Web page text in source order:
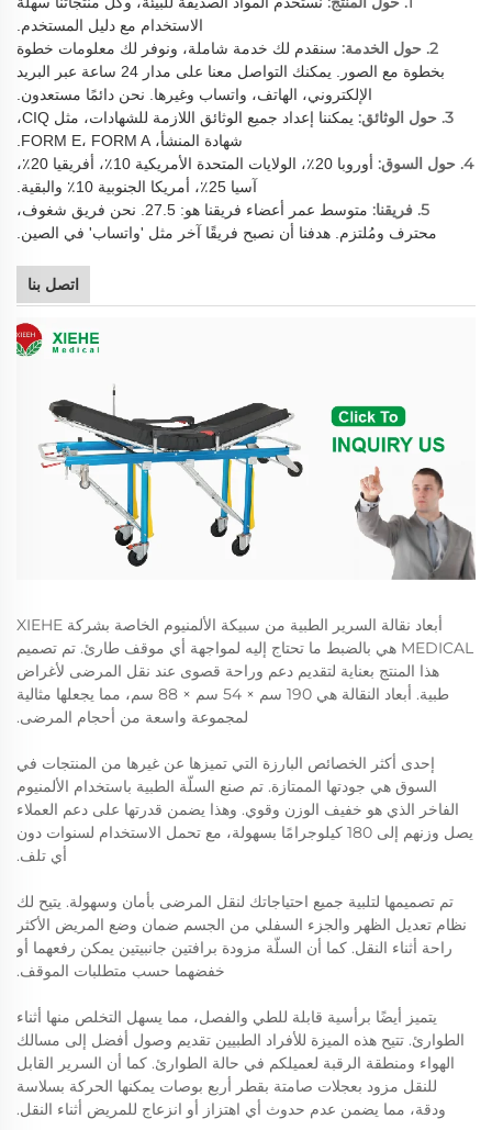
الاستخدام مع دليل المستخدم.
2. حول الخدمة:
سنقدم لك خدمة شاملة، ونوفر لك معلومات خطوة
بخطوة مع الصور. يمكنك التواصل معنا على مدار 24 ساعة عبر البريد
الإلكتروني، الهاتف، واتساب وغيرها. نحن دائمًا مستعدون.
3. حول الوثائق:
يمكننا إعداد جميع الوثائق اللازمة للشهادات، مثل CIQ،
شهادة المنشأ، FORM E، FORM A.
4. حول السوق:
أوروبا 20٪، الولايات المتحدة الأمريكية 10٪، أفريقيا 20٪،
آسيا 25٪، أمريكا الجنوبية 10٪ والبقية.
5. فريقنا:
متوسط عمر أعضاء فريقنا هو: 27.5. نحن فريق شغوف،
محترف ومُلتزم. هدفنا أن نصبح فريقًا آخر مثل 'واتساب' في الصين.
اتصل بنا
أبعاد نقالة السرير الطبية من سبيكة الألمنيوم الخاصة بشركة XIEHE
MEDICAL هي بالضبط ما تحتاج إليه لمواجهة أي موقف طارئ. تم تصميم
هذا المنتج بعناية لتقديم دعم وراحة قصوى عند نقل المرضى لأغراض
طبية. أبعاد النقالة هي 190 سم × 54 سم × 88 سم، مما يجعلها مثالية
لمجموعة واسعة من أحجام المرضى.
إحدى أكثر الخصائص البارزة التي تميزها عن غيرها من المنتجات في
السوق هي جودتها الممتازة. تم صنع السلّة الطبية باستخدام الألمنيوم
الفاخر الذي هو خفيف الوزن وقوي. وهذا يضمن قدرتها على دعم العملاء
يصل وزنهم إلى 180 كيلوجرامًا بسهولة، مع تحمل الاستخدام لسنوات دون
أي تلف.
تم تصميمها لتلبية جميع احتياجاتك لنقل المرضى بأمان وسهولة. يتيح لك
نظام تعديل الظهر والجزء السفلي من الجسم ضمان وضع المريض الأكثر
راحة أثناء النقل. كما أن السلّة مزودة برافتين جانبيتين يمكن رفعهما أو
خفضهما حسب متطلبات الموقف.
يتميز أيضًا برأسية قابلة للطي والفصل، مما يسهل التخلص منها أثناء
الطوارئ. تتيح هذه الميزة للأفراد الطبيين تقديم وصول أفضل إلى مسالك
الهواء ومنطقة الرقبة لعميلكم في حالة الطوارئ. كما أن السرير القابل
للنقل مزود بعجلات صامتة بقطر أربع بوصات يمكنها الحركة بسلاسة
ودقة، مما يضمن عدم حدوث أي اهتزاز أو انزعاج للمريض أثناء النقل.